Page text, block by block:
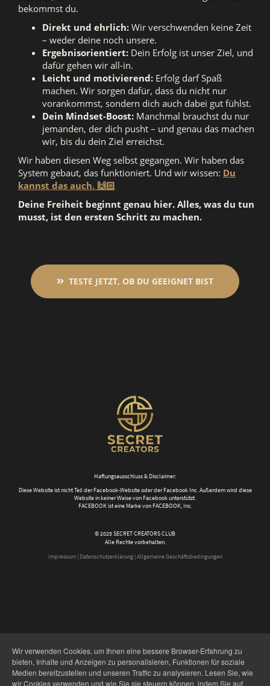
bekommst du.
Direkt und ehrlich: Wir verschwenden keine Zeit
– weder deine noch unsere.
Ergebnisorientiert: Dein Erfolg ist unser Ziel, und
dafür gehen wir all-in.
Leicht und motivierend: Erfolg darf Spaß
machen. Wir sorgen dafür, dass du nicht nur
vorankommst, sondern dich auch dabei gut fühlst.
Dein Mindset-Boost: Manchmal brauchst du nur
jemanden, der dich pusht – und genau das machen
wir, bis du dein Ziel erreichst.
Wir haben diesen Weg selbst gegangen. Wir haben das
System gebaut, das funktioniert. Und wir wissen: Du
kannst das auch. 🙌🏻
Deine Freiheit beginnt genau hier. Alles, was du tun
musst, ist den ersten Schritt zu machen.
TESTE JETZT, OB DU GEEIGNET BIST
Haftungsausschluss & Disclaimer:
Diese Website ist nicht Teil der Facebook-Website oder der Facebook Inc. Außerdem wird diese
Website in keiner Weise von Facebook unterstützt.
FACEBOOK ist eine Marke von FACEBOOK, Inc.
© 2025 SECRET CREATORS CLUB
Alle Rechte vorbehalten.
Impressum| Datenschutzerklärung|Allgemeine Geschäftsbedingungen
Wir verwenden Cookies, um Ihnen eine bessere Browser-Erfahrung zu
bieten, Inhalte und Anzeigen zu personalisieren, Funktionen für soziale
Medien bereitzustellen und unseren Traffic zu analysieren. Lesen Sie, wie
wir Cookies verwenden und wie Sie sie steuern können, indem Sie auf